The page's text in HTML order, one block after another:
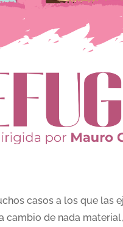
casos a los que las
cambio de nada